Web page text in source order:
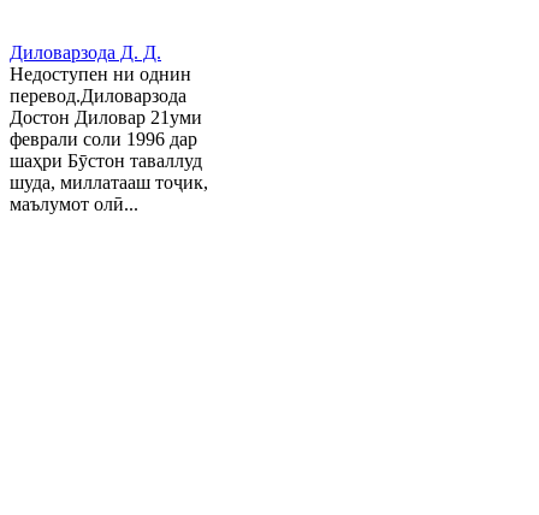
Диловарзода Д. Д.
Недоступен ни однин
перевод.Диловарзода
Достон Диловар 21уми
феврали соли 1996 дар
шаҳри Бӯстон таваллуд
шуда, миллатааш тоҷик,
маълумот олӣ...